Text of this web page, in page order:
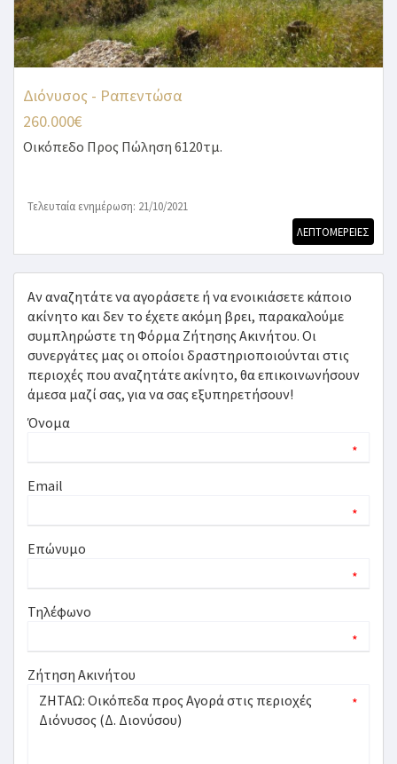
Διόνυσος - Ραπεντώσα
260.000€
Οικόπεδο Προς Πώληση 6120τμ.
Τελευταία ενημέρωση: 21/10/2021
ΛΕΠΤΟΜΕΡΕΙΕΣ
Αν αναζητάτε να αγοράσετε ή να ενοικιάσετε κάποιο
ακίνητο και δεν το έχετε ακόμη βρει, παρακαλούμε
συμπληρώστε τη Φόρμα Ζήτησης Ακινήτου. Οι
συνεργάτες μας οι οποίοι δραστηριοποιούνται στις
περιοχές που αναζητάτε ακίνητο, θα επικοινωνήσουν
άμεσα μαζί σας, για να σας εξυπηρετήσουν!
Όνομα
*
Email
*
Επώνυμο
*
Τηλέφωνο
*
Ζήτηση Ακινήτου
*